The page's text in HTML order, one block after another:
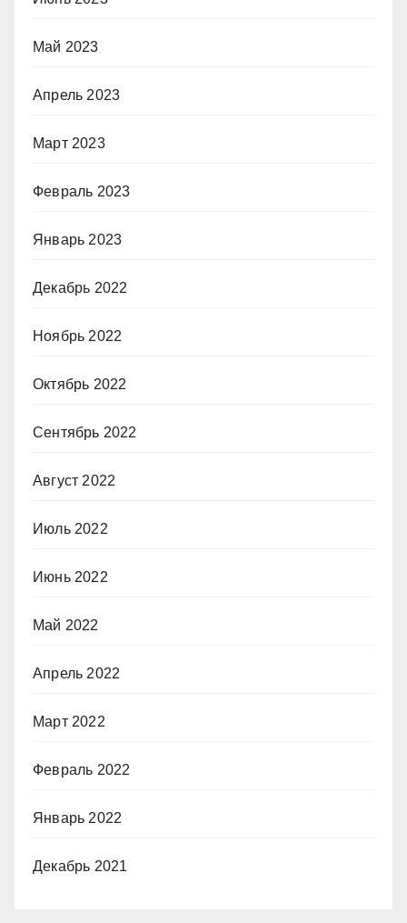
Май 2023
Апрель 2023
Март 2023
Февраль 2023
Январь 2023
Декабрь 2022
Ноябрь 2022
Октябрь 2022
Сентябрь 2022
Август 2022
Июль 2022
Июнь 2022
Май 2022
Апрель 2022
Март 2022
Февраль 2022
Январь 2022
Декабрь 2021